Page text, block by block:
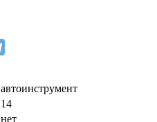
автоинструмент
14
нет